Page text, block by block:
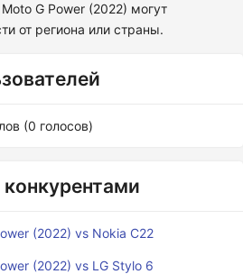
G Power (2022) могут
от региона или страны.
(0 голосов)
(2022) vs Nokia C22
(2022) vs LG Stylo 6